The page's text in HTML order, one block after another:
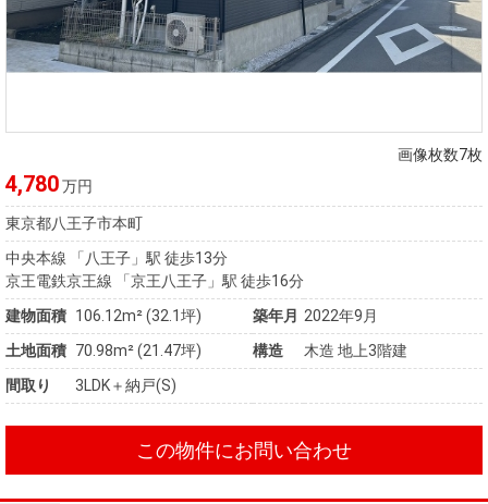
画像枚数7枚
4,780万円
東京都八王子市本町
中央本線 「八王子」駅 徒歩13分
京王電鉄京王線 「京王八王子」駅 徒歩16分
建物面積 106.12m² (32.1坪) 築年月 2022年9月
土地面積 70.98m² (21.47坪) 構造
木造 地上3階建
間取り
3LDK＋納戸(S)
この物件にお問い合わせ